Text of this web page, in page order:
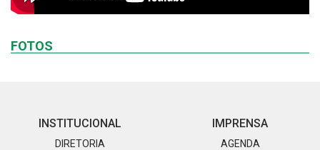
FOTOS
INSTITUCIONAL
DIRETORIA
IMPRENSA
AGENDA